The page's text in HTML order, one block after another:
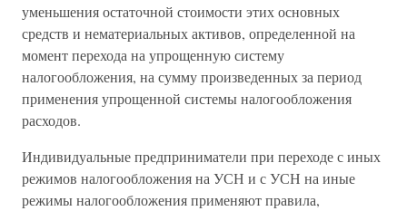
уменьшения остаточной стоимости этих основных
средств и нематериальных активов, определенной на
момент перехода на упрощенную систему
налогообложения, на сумму произведенных за период
применения упрощенной системы налогообложения
расходов.
Индивидуальные предприниматели при переходе с иных
режимов налогообложения на УСН и с УСН на иные
режимы налогообложения применяют правила,